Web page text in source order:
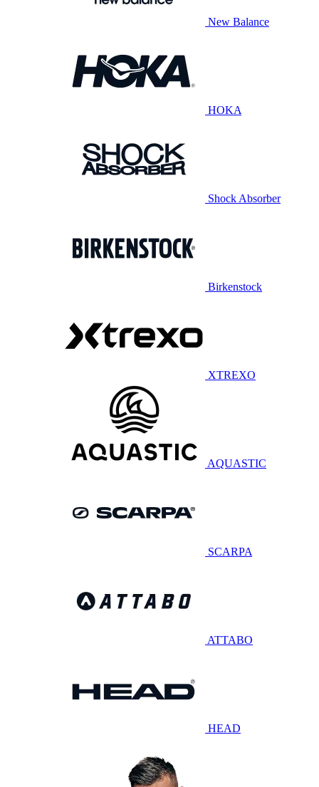
New Balance
HOKA
Shock Absorber
Birkenstock
XTREXO
AQUASTIC
SCARPA
ATTABO
HEAD